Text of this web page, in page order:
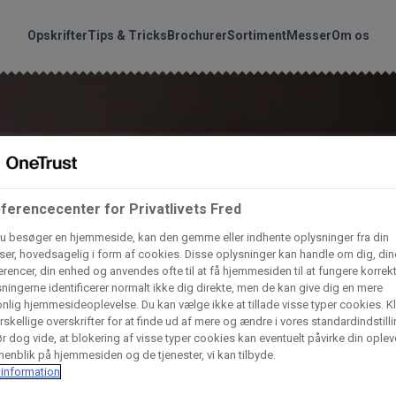
OpskrifterTips & TricksBrochurerSortimentMesserOm os
Søg
vores produkter
Arctic Import
INCO Cash & Carry L. C. Lauritzen A/S
Vaffelexpressen
Gem dine favoritter!
ikke en eneste opskrift gå tabt! Opret en profil nu og start din
adgang til dine gemte opskrifter og produkter - når som helst,
hvor som helst.
Log ind Opret profil
for Privatlivets Fred
besøger en hjemmeside, kan den gemme eller indhente oplysninger fra din
hovedsagelig i form af cookies. Disse oplysninger kan handle om dig,
din enhed og anvendes ofte til at få hjemmesiden til at fungere korrekt.
identificerer normalt ikke dig direkte, men de kan give dig en mere
hjemmesideoplevelse. Du kan vælge ikke at tillade visse typer cookies.
overskrifter for at finde ud af mere og ændre i vores
dog vide, at blokering af visse typer cookies kan eventuelt påvirke din
på hjemmesiden og de tjenester, vi kan tilbyde.